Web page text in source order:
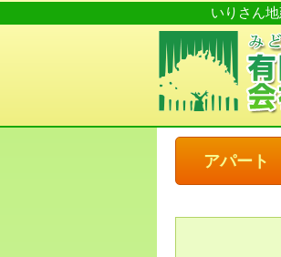
いりさん
アパート